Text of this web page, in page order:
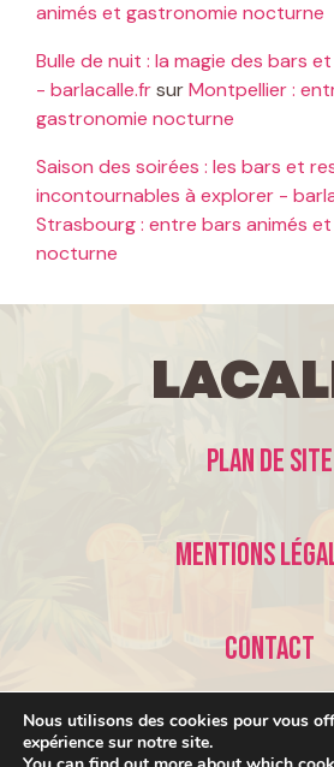
animés et gastronomie nocturne
Bulle de nuit : la magie des bars
- barlacalle.frsurMontpellier :
gastronomie nocturne
Saison des soirées : les bars et
incontournables à explorer -
Strasbourg : entre bars animés
nocturne
Plan de site
Mentions
Contact
Nous utilisons des cookies pour vous
expérience sur notre site.